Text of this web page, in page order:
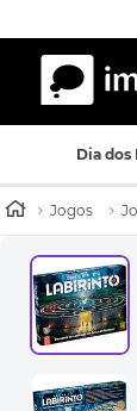
Dia dos
Jogos